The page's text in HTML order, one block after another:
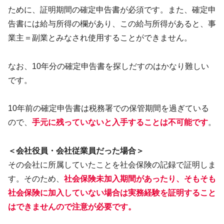
ために、証明期間の確定申告書が必須です。また、確定申
告書には給与所得の欄があり、この給与所得があると、事
業主＝副業とみなされ使用することができません。
なお、10年分の確定申告書を探しだすのはかなり難しい
です。
10年前の確定申告書は税務署での保管期間を過ぎている
ので、 手元に残っていないと入手することは不可能です。
＜会社役員・会社従業員だった場合＞
その会社に所属していたことを社会保険の記録で証明しま
す。そのため、 社会保険未加入期間があったり、そもそも
社会保険に加入していない場合は実務経験を証明すること
はできませんので注意が必要です。